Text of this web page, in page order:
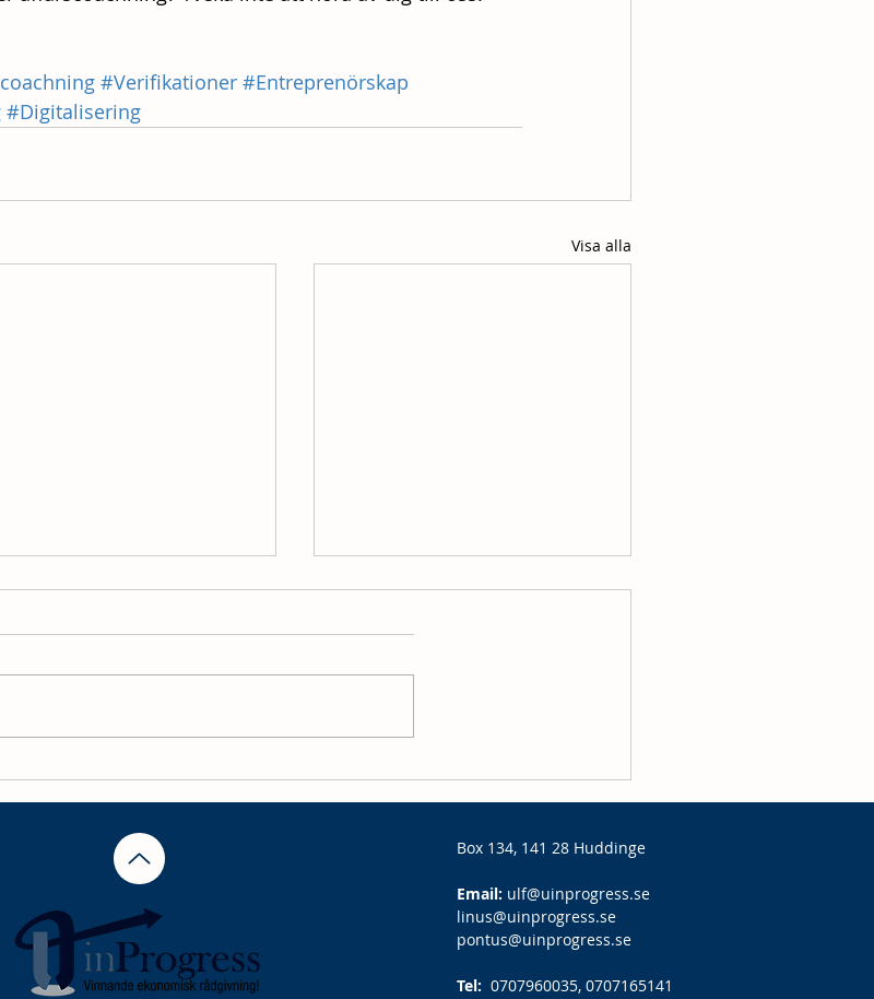
#Verifikationer #Entreprenörskap
#Digitalisering
Visa alla
Box 134, 141 28 Huddinge
Email: ulf@uinprogress.se
linus@uinprogress.se
pontus@uinprogress.se
Tel: 0707960035, 0707165141